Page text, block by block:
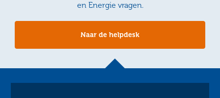
en Energie vragen.
Naar de helpdesk